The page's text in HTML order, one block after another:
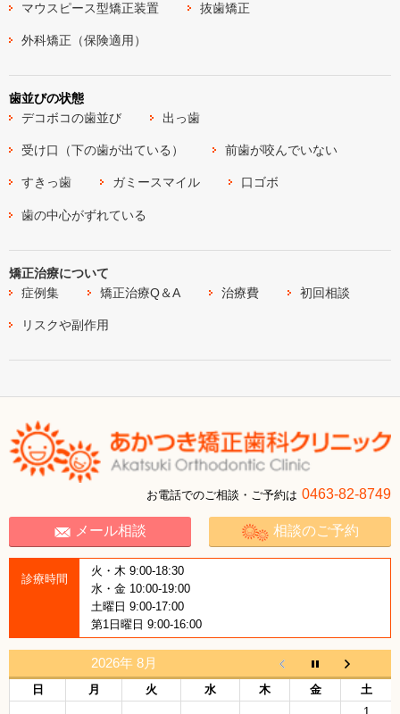
マウスピース型矯正装置 抜歯矯正
外科矯正（保険適用）
歯並びの状態
デコボコの歯並び
出っ歯
受け口（下の歯が出ている） 前歯が咬んでいない
すきっ歯 ガミースマイル 口ゴボ
歯の中心がずれている
矯正治療について
症例集
矯正治療Q＆A 治療費 初回相談
リスクや副作用
お電話でのご相談・ご予約は 0463-82-8749
メール相談 相談のご予約
診療時間
火・木 9:00-18:30
水・金 10:00-19:00
土曜日 9:00-17:00
第1日曜日 9:00-16:00
2026年 8月
日 月 火 水 木 金
土